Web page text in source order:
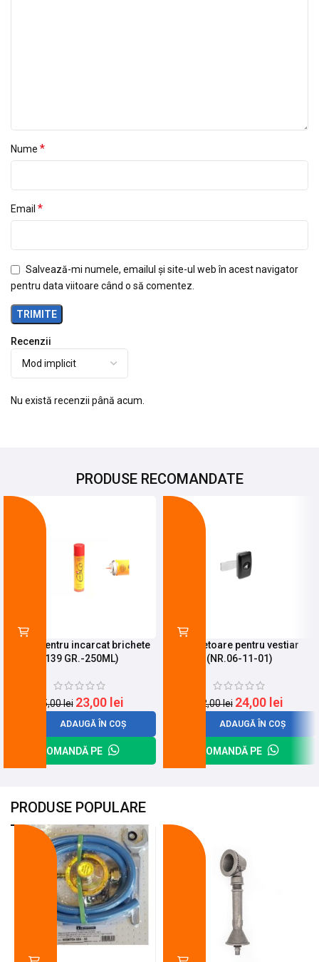
Recenzii
Nu există recenzii până acum.
Nume *
Email *
Salvează-mi numele, emailul și site-ul web în acest navigator
pentru data viitoare când o să comentez.
PRODUSE RECOMANDATE
Spray pentru incarcat brichete
(139 GR.-250ML)
25,00lei 23,00 lei
ADAUGĂ ÎN COȘ
COMANDĂ PE
Incuietoare pentru vestiar
(NR.06-11-01)
32,00lei 24,00 lei
ADAUGĂ ÎN COȘ
COMANDĂ PE
PRODUSE POPULARE